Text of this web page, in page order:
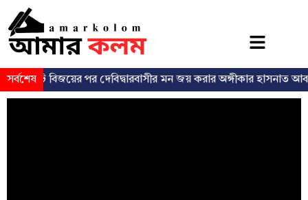
সর্বশেষ
ভোটে বিজয়ের পর দেবিদ্বারবাসীর মন জয় করার অঙ্গীকার হাসনাত